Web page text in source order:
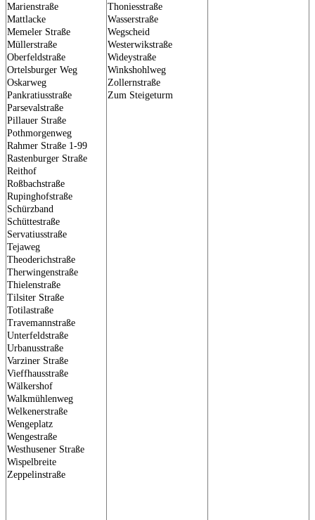
Marienstraße
Mattlacke
Memeler Straße
Müllerstraße
Oberfeldstraße
Ortelsburger Weg
Oskarweg
Pankratiusstraße
Parsevalstraße
Pillauer Straße
Pothmorgenweg
Rahmer Straße 1-99
Rastenburger Straße
Reithof
Roßbachstraße
Rupinghofstraße
Schürzband
Schüttestraße
Servatiusstraße
Tejaweg
Theoderichstraße
Therwingenstraße
Thielenstraße
Tilsiter Straße
Totilastraße
Travemannstraße
Unterfeldstraße
Urbanusstraße
Varziner Straße
Vieffhausstraße
Wälkershof
Walkmühlenweg
Welkenerstraße
Wengeplatz
Wengestraße
Westhusener Straße
Wispelbreite
Zeppelinstraße
Thoniesstraße
Wasserstraße
Wegscheid
Westerwikstraße
Wideystraße
Winkshohlweg
Zollernstraße
Zum Steigeturm